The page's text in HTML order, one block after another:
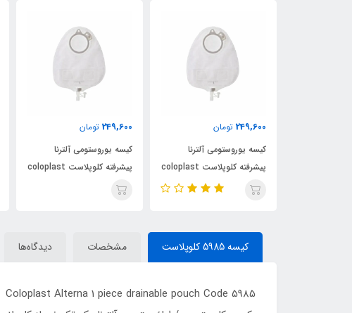
249,600 تومان
کیسه یوروستومی آلترنا
پیشرفته کلوپلاست coloplast
کد 14229
249,600 تومان
کیسه یوروستومی آلترنا
پیشرفته کلوپلاست coloplast
کد 14229
کیسه 5985 کلوپلاست مشخصات دیدگاه‌ها
Coloplast Alterna 1 piece drainable pouch Code 5985